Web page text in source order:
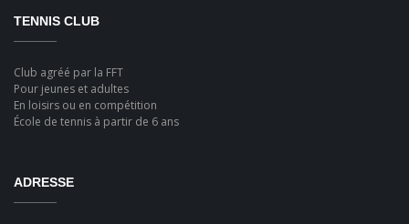
TENNIS CLUB
Club agréé par la FFT
Pour jeunes et adultes
En loisirs ou en compétition
École de tennis à partir de 6 ans
ADRESSE